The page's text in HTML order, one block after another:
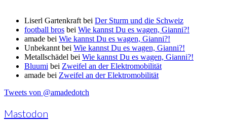
Liserl Gartenkraft bei Der Sturm und die Schweiz
football bros bei Wie kannst Du es wagen, Gianni?!
amade bei Wie kannst Du es wagen, Gianni?!
Unbekannt bei Wie kannst Du es wagen, Gianni?!
Metallschädel bei Wie kannst Du es wagen, Gianni?!
Bluumi bei Zweifel an der Elektromobilität
amade bei Zweifel an der Elektromobilität
Tweets von @amadedotch
Mastodon